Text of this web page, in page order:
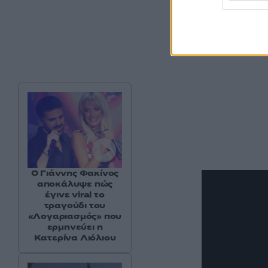
Ο Γιάννης Φακίνος
αποκάλυψε πώς
έγινε viral το
τραγούδι του
«Λογαριασμός» που
ερμηνεύει η
Κατερίνα Λιόλιου